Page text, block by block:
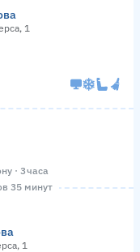
1
· 3 часа
35 минут
1